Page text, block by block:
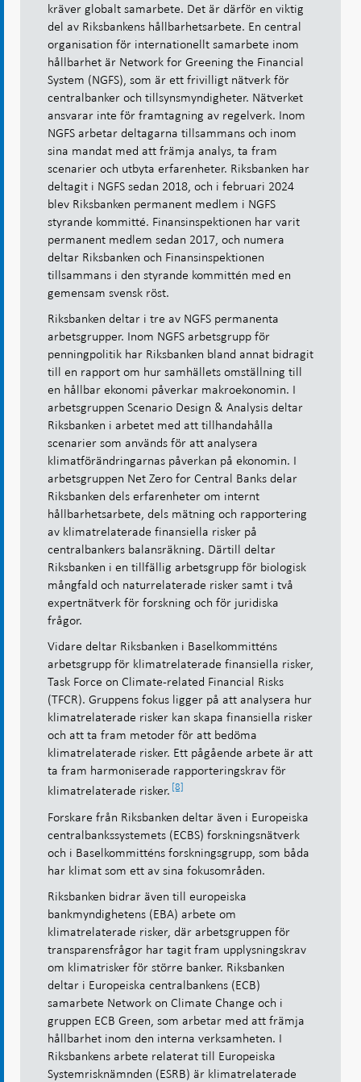
kräver globalt samarbete. Det är därför en viktig
del av Riksbankens hållbarhetsarbete. En central
organisation för internationellt samarbete inom
hållbarhet är Network for Greening the Financial
System (NGFS), som är ett frivilligt nätverk för
centralbanker och tillsynsmyndigheter. Nätverket
ansvarar inte för framtagning av regelverk. Inom
NGFS arbetar deltagarna tillsammans och inom
sina mandat med att främja analys, ta fram
scenarier och utbyta erfarenheter. Riksbanken har
deltagit i NGFS sedan 2018, och i februari 2024
blev Riksbanken permanent medlem i NGFS
styrande kommitté. Finansinspektionen har varit
permanent medlem sedan 2017, och numera
deltar Riksbanken och Finansinspektionen
tillsammans i den styrande kommittén med en
gemensam svensk röst.
Riksbanken deltar i tre av NGFS permanenta
arbetsgrupper. Inom NGFS arbetsgrupp för
penningpolitik har Riksbanken bland annat bidragit
till en rapport om hur samhällets omställning till
en hållbar ekonomi påverkar makroekonomin. I
arbetsgruppen Scenario Design & Analysis deltar
Riksbanken i arbetet med att tillhandahålla
scenarier som används för att analysera
klimatförändringarnas påverkan på ekonomin. I
arbetsgruppen Net Zero for Central Banks delar
Riksbanken dels erfarenheter om internt
hållbarhetsarbete, dels mätning och rapportering
av klimatrelaterade finansiella risker på
centralbankers balansräkning. Därtill deltar
Riksbanken i en tillfällig arbetsgrupp för biologisk
mångfald och naturrelaterade risker samt i två
expertnätverk för forskning och för juridiska
frågor.
Vidare deltar Riksbanken i Baselkommitténs
arbetsgrupp för klimatrelaterade finansiella risker,
Task Force on Climate-related Financial Risks
(TFCR). Gruppens fokus ligger på att analysera hur
klimatrelaterade risker kan skapa finansiella risker
och att ta fram metoder för att bedöma
klimatrelaterade risker. Ett pågående arbete är att
ta fram harmoniserade rapporteringskrav för
klimatrelaterade risker. [8]
Forskare från Riksbanken deltar även i Europeiska
centralbankssystemets (ECBS) forskningsnätverk
och i Baselkommitténs forskningsgrupp, som båda
har klimat som ett av sina fokusområden.
Riksbanken bidrar även till europeiska
bankmyndighetens (EBA) arbete om
klimatrelaterade risker, där arbetsgruppen för
transparensfrågor har tagit fram upplysningskrav
om klimatrisker för större banker. Riksbanken
deltar i Europeiska centralbankens (ECB)
samarbete Network on Climate Change och i
gruppen ECB Green, som arbetar med att främja
hållbarhet inom den interna verksamheten. I
Riksbankens arbete relaterat till Europeiska
Systemrisknämnden (ESRB) är klimatrelaterade